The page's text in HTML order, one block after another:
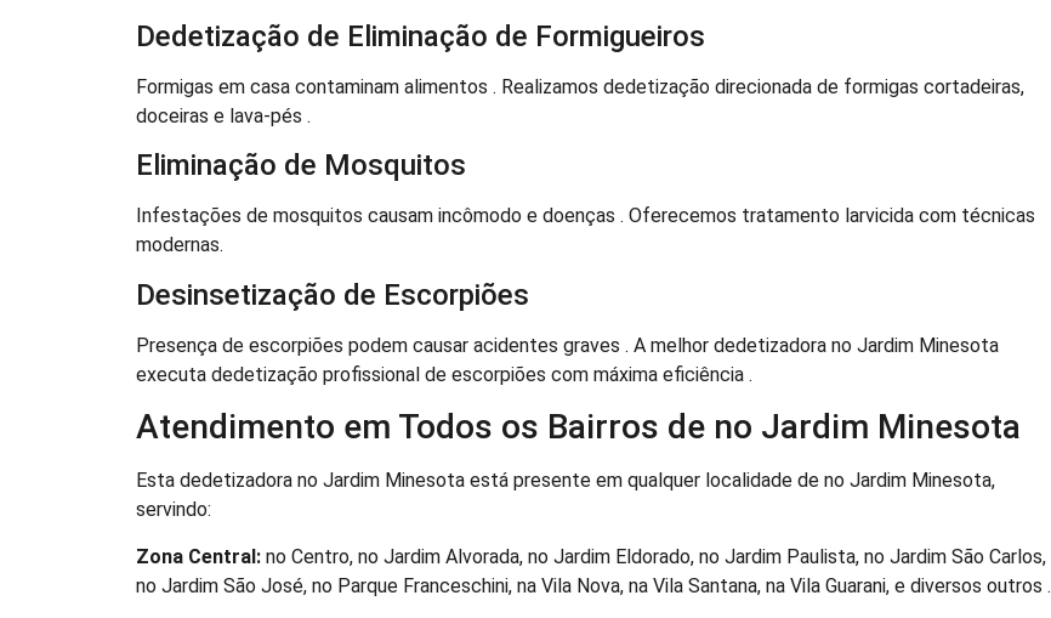
Dedetização de Eliminação de Formigueiros
Formigas em casa contaminam alimentos . Realizamos dedetização direcionada de formigas cortadeiras,
doceiras e lava-pés .
Eliminação de Mosquitos
Infestações de mosquitos causam incômodo e doenças . Oferecemos tratamento larvicida com técnicas
modernas.
Desinsetização de Escorpiões
Presença de escorpiões podem causar acidentes graves . A melhor dedetizadora no Jardim Minesota
executa dedetização profissional de escorpiões com máxima eficiência .
Atendimento em Todos os Bairros de no Jardim Minesota
Esta dedetizadora no Jardim Minesota está presente em qualquer localidade de no Jardim Minesota,
servindo:
Zona Central: no Centro, no Jardim Alvorada, no Jardim Eldorado, no Jardim Paulista, no Jardim São Carlos,
no Jardim São José, no Parque Franceschini, na Vila Nova, na Vila Santana, na Vila Guarani, e diversos outros .